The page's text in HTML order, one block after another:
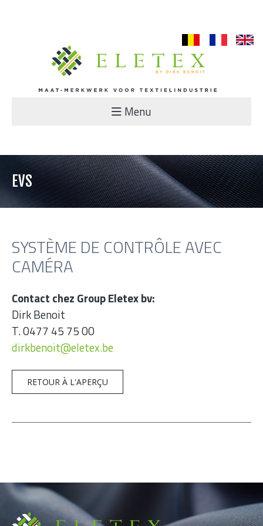
en
Menu
EVS
SYSTÈME DE CONTRÔLE AVEC
CAMÉRA
Contact chez Group Eletex bv:
Dirk Benoit
T. 0477 45 75 00
dirkbenoit@eletex.be
RETOUR À L'APERÇU